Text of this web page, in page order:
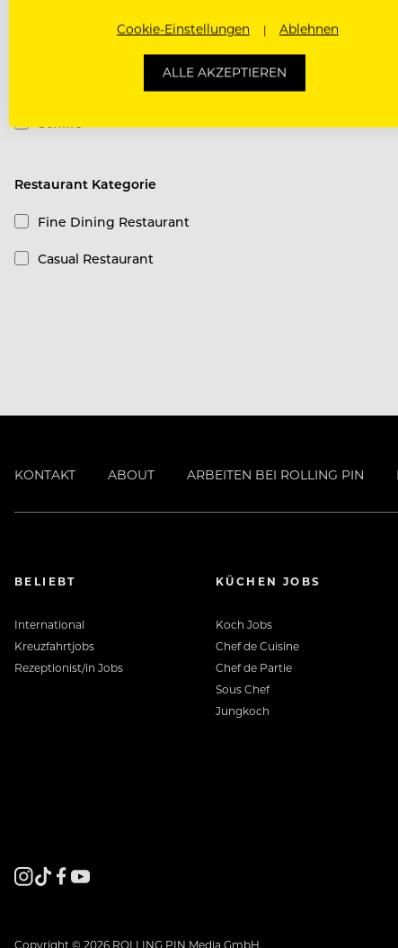
Schiffe
Restaurant Kategorie
Fine Dining Restaurant
Casual Restaurant
KONTAKT ABOUT ARBEITEN BEI ROLLING PIN
BELIEBT
International
Kreuzfahrtjobs
Rezeptionist/in Jobs
KÜCHEN JOBS
Koch Jobs
Chef de Cuisine
Chef de Partie
Sous Chef
Jungkoch
Copyright © 2026 ROLLING PIN Media GmbH.
Cookie-Einstellungen Ablehnen
ALLE AKZEPTIEREN